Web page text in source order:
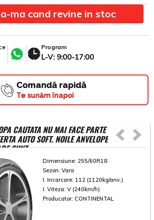
ma cand revine in stoc
Program
L-V: 9:00-17:00
Comandă rapidă
Te sunăm înapoi
CAUTATA NU MAI FACE PARTE
AUTO SOFT. NOILE ANVELOPE
SUNT
Dimensiune: 255/60R18
Sezon: Vara
I. Incarcare: 112 (1120kg/anv.)
I. Viteza: V (240km/h)
Producator: CONTINENTAL